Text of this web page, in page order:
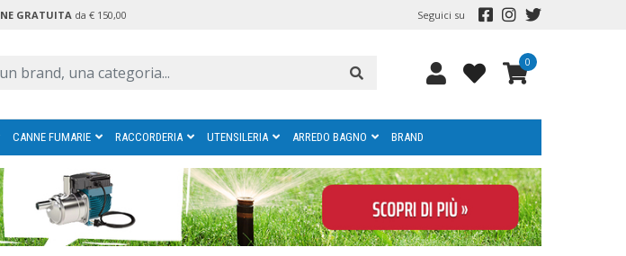
GRATUITA da € 150,00 Seguici su
0
CANNE FUMARIE RACCORDERIA UTENSILERIA ARREDO BAGNO BRAND